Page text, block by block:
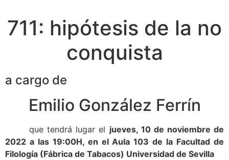
711: hipótesis de la no
conquista
a cargo de
Emilio González Ferrín
que tendrá lugar el jueves, 10 de noviembre de
2022 a las 19:00H, en el Aula 103 de la Facultad de
Filología (Fábrica de Tabacos) Universidad de Sevilla